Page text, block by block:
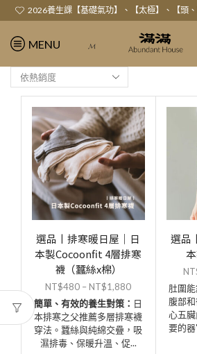
2026養生課【基礎氣功】、【太極】、【頭
MENU 𝓜
選品丨排寒暖日屋｜日
本製Cocoonfit 4層排寒
襪（蠶絲x棉）
NT$480 – NT$1,880
簡單、有效的養生對策： 日
本排寒之父推薦多層排寒襪
穿法。蠶絲與純綿交疊，吸
濕排毒、保暖升溫、促...
選品
肚圍
腹部
心五
要的